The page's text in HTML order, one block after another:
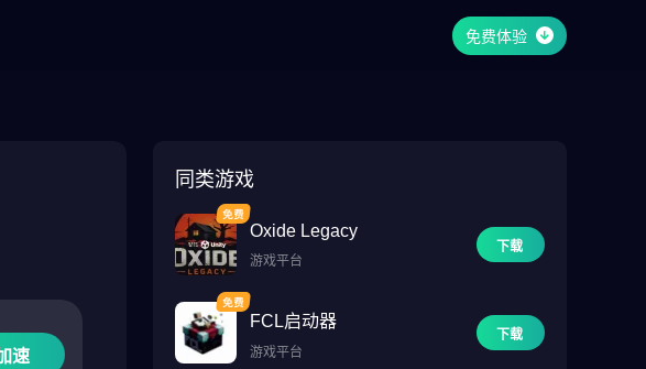
免费体验
速
同类游戏
Oxide Legacy
游戏平台
下载
FCL启动器
游戏平台
下载